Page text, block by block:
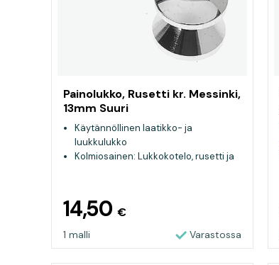
Painolukko, Rusetti kr. Messinki,
13mm Suuri
Käytännöllinen laatikko- ja
luukkulukko
Kolmiosainen: Lukkokotelo, rusetti ja
14,50 €
1 malli Varastossa